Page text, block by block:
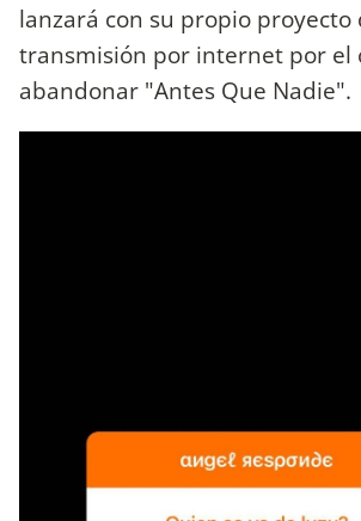
lanzará con su propio proyecto
transmisión por internet por el
abandonar "Antes Que Nadie".